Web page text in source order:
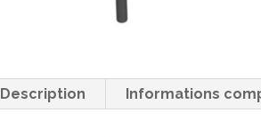
Description Informations